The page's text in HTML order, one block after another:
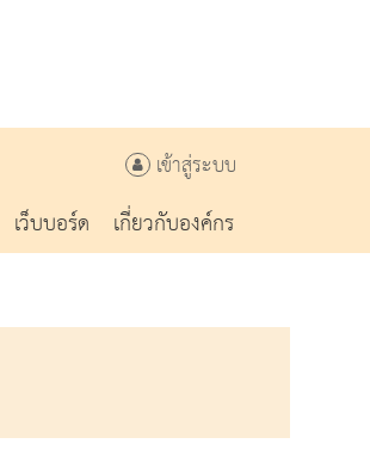
เข้าสู่ระบบ
เว็บบอร์ด
เกี่ยวกับองค์กร